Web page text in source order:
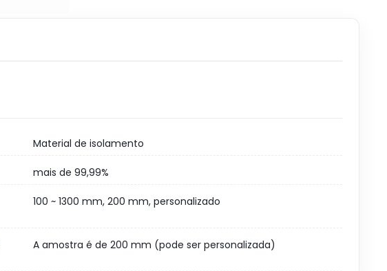
Material de isolamento
mais de 99,99%
100 ~ 1300 mm, 200 mm, personalizado
A amostra é de 200 mm (pode ser personalizada)